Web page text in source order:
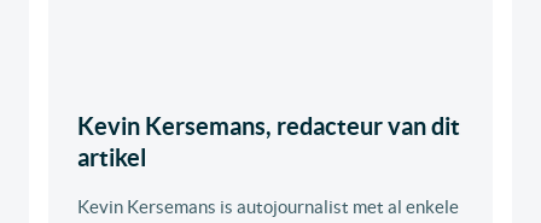
Kevin Kersemans, redacteur van dit
artikel
Kevin Kersemans is autojournalist met al enkele